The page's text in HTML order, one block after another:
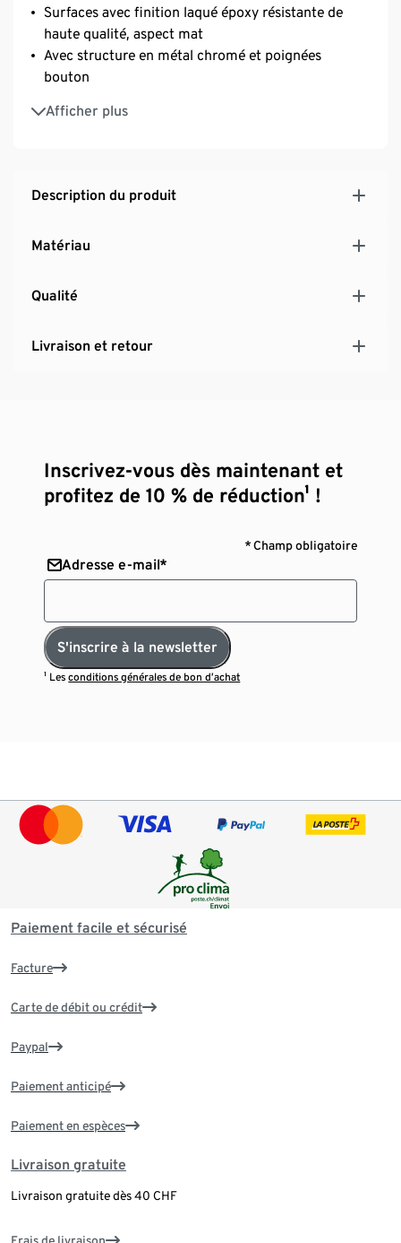
Surfaces avec finition laqué époxy résistante de
haute qualité, aspect mat
Avec structure en métal chromé et poignées
bouton
Afficher plus
Avec pieds en plastique réglables en hauteur pour
une bonne stabilité, même sur les sols irréguliers
Description du produit
Matériau
Qualité
Livraison et retour
Inscrivez-vous dès maintenant et
profitez de 10 % de réduction¹ !
* Champ obligatoire
Adresse e-mail*
S'inscrire à la newsletter
¹ Lesconditions générales de bon d’achat
Paiement facile et sécurisé
Facture
Carte de débit ou crédit
Paypal
Paiement anticipé
Paiement en espèces
Livraison gratuite
Livraison gratuite dès 40 CHF
Frais de livraison